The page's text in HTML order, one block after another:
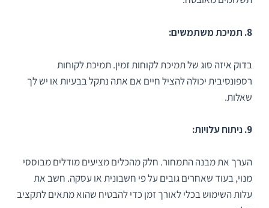
8. תמיכת משתמשים:
בדוק איזה סוג של תמיכת לקוחות זמין. תמיכת לקוחות
רספונסיבית יכולה להציל חיים אם אתה נתקל בבעיות או יש לך
שאלות.
9. ניתוח עלויות:
הערך את מבנה התמחור. חלק מהכלים מציעים מודלים מבוססי
מנוי, בעוד שאחרים גובים על פי חשבונית או עסקה. חשב את
עלות השימוש בכלי לאורך זמן כדי להבטיח שהוא מתאים לתקציב